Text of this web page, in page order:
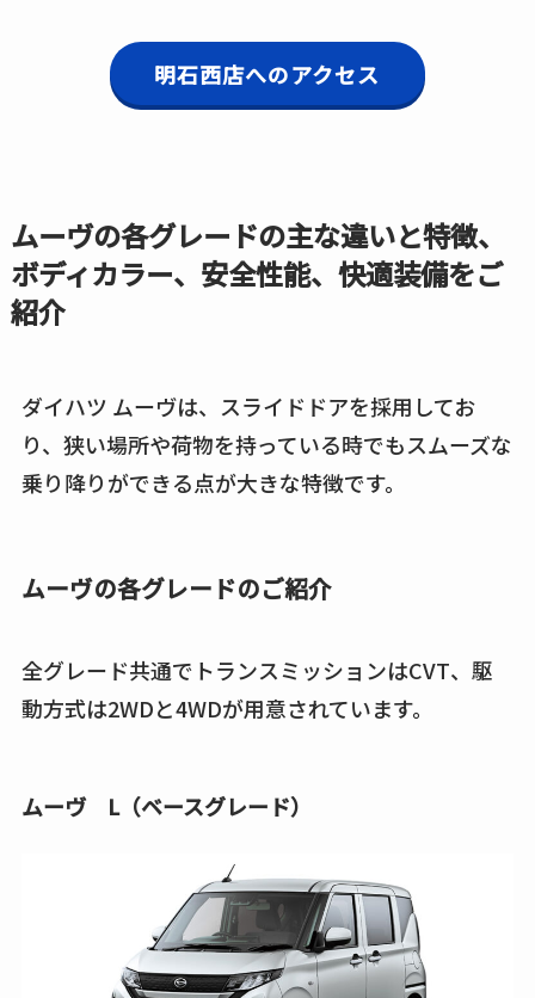
明石西店へのアクセス
ムーヴの各グレードの主な違いと特徴、
ボディカラー、安全性能、快適装備をご
紹介
ダイハツ ムーヴは、スライドドアを採用してお
り、狭い場所や荷物を持っている時でもスムーズな
乗り降りができる点が大きな特徴です。
ムーヴの各グレードのご紹介
全グレード共通でトランスミッションはCVT、駆
動方式は2WDと4WDが用意されています。
ムーヴ L（ベースグレード）